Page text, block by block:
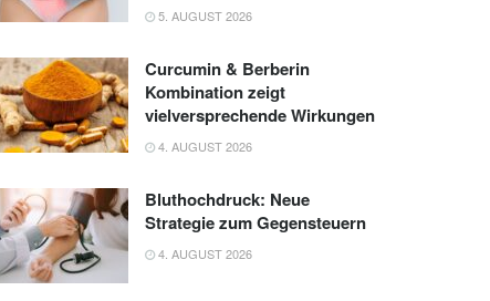
5. AUGUST 2026
Curcumin & Berberin
Kombination zeigt
vielversprechende Wirkungen
4. AUGUST 2026
Bluthochdruck: Neue
Strategie zum Gegensteuern
4. AUGUST 2026